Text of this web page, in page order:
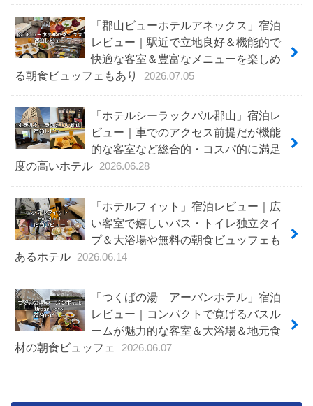
「郡山ビューホテルアネックス」宿泊
レビュー｜駅近で立地良好＆機能的で
快適な客室＆豊富なメニューを楽しめ
る朝食ビュッフェもあり
2026.07.05
「ホテルシーラックパル郡山」宿泊レ
ビュー｜車でのアクセス前提だが機能
的な客室など総合的・コスパ的に満足
度の高いホテル
2026.06.28
「ホテルフィット」宿泊レビュー｜広
い客室で嬉しいバス・トイレ独立タイ
プ＆大浴場や無料の朝食ビュッフェも
あるホテル
2026.06.14
「つくばの湯 アーバンホテル」宿泊
レビュー｜コンパクトで寛げるバスル
ームが魅力的な客室＆大浴場＆地元食
材の朝食ビュッフェ
2026.06.07